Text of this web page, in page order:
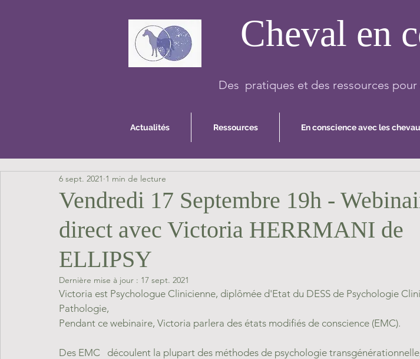
Cheval en
Des pratiques et des ressources
Actualités Ressources En conscience avec les
Vendredi 17 Septembre 19h -
direct avec Victoria HERRMANI de
ELLIPSY
6 sept. 2021 1 min de lecture
Dernière mise à jour : 17 sept. 2021
Victoria est Psychologue Clinicienne, diplômée d'Etat du DESS de Psychologie
Pathologie,
Pendant ce webinaire, Victoria parlera des états modifiés de conscience (EMC).
Des EMC   découlent la plupart des méthodes de psychologie